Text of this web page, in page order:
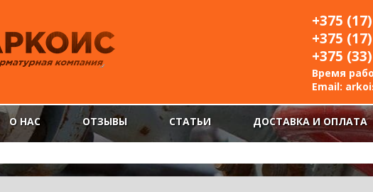
+375
+375
+375
Время
Email:
О НАС ОТЗЫВЫ СТАТЬИ ДОСТАВКА И ОПЛАТА